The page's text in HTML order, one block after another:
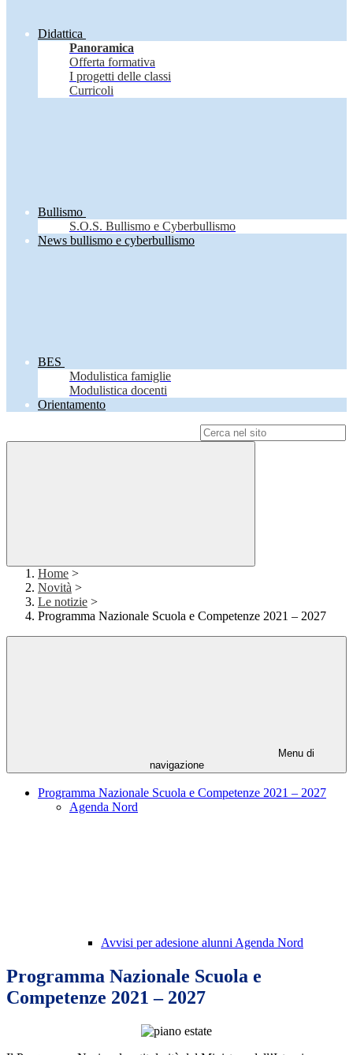
Didattica
Panoramica
Offerta formativa
I progetti delle classi
Curricoli
Bullismo
S.O.S. Bullismo e Cyberbullismo
News bullismo e cyberbullismo
BES
Modulistica famiglie
Modulistica docenti
Orientamento
Home >
Novità >
Le notizie >
Programma Nazionale Scuola e Competenze 2021 – 2027
Menu di
navigazione
Programma Nazionale Scuola e Competenze 2021 – 2027
Agenda Nord
Avvisi per adesione alunni Agenda Nord
Programma Nazionale Scuola e
Competenze 2021 – 2027